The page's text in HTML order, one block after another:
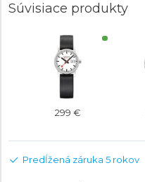
Súvisiace produkty
299 €
Predĺžená záruka 5 rokov